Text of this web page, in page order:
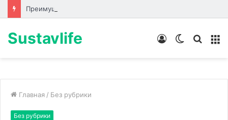
Sustavlife
Switch
Войти
Главная / Без рубрики
Без рубрики